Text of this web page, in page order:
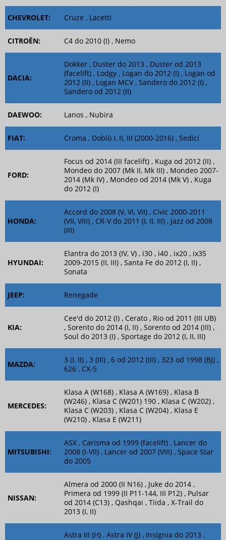
CHEVROLET: Cruze , Lacetti
CITROËN: C4 do 2010 (I) , Nemo
DACIA:
Dokker , Duster do 2013 , Duster od 2013
(facelift) , Lodgy , Logan do 2012 (I) , Logan od
2012 (II) , Logan MCV , Sandero do 2012 (I) ,
Sandero od 2012 (II)
DAEWOO: Lanos , Nubira
FIAT: Croma , Doblò I, II, III (2000-2016) , Sedici
FORD:
Focus od 2014 (III facelift) , Kuga od 2012 (II) ,
Mondeo do 2007 (Mk II, Mk III) , Mondeo 2007-
2014 (Mk IV) , Mondeo od 2014 (Mk V) , Kuga
do 2012 (I)
HONDA:
Accord do 2008 (V, VI, VII) , Civic 2000-2011
(VII, VIII) , CR-V do 2011 (I, II, III) , Jazz od 2008
(III)
HYUNDAI:
Elantra do 2013 (IV, V) , i30 , i40 , ix20 , ix35
2009-2015 (II, III) , Santa Fe do 2012 (I, II) ,
Sonata
JEEP: Renegade
KIA:
Cee'd do 2012 (I) , Cerato , Rio od 2011 (III UB)
, Sorento do 2014 (I, II) , Sorento od 2014 (III) ,
Soul do 2013 (I) , Sportage do 2012 (I, II, III)
MAZDA:
3 (I, II) , 3 (III) , 6 od 2012 (III) , 323 od 1998 (BJ) ,
626 , CX-5
MERCEDES:
Klasa A (W168) , Klasa A (W169) , Klasa B
(W246) , Klasa C (W201) 190 , Klasa C (W202) ,
Klasa C (W203) , Klasa C (W204) , Klasa E
(W210) , Klasa E (W211)
MITSUBISHI:
ASX , Carisma od 1999 (facelift) , Lancer do
2008 (I-VII) , Lancer od 2007 (VIII) , Space Star
do 2005
NISSAN:
Almera od 2000 (II N16) , Juke do 2014 ,
Primera od 1999 (II P11-144, III P12) , Pulsar
od 2014 (C13) , Qashqai , Tiida , X-Trail do
2013 (I, II)
Astra III (H) , Astra IV (J) , Insignia do 2013 ,